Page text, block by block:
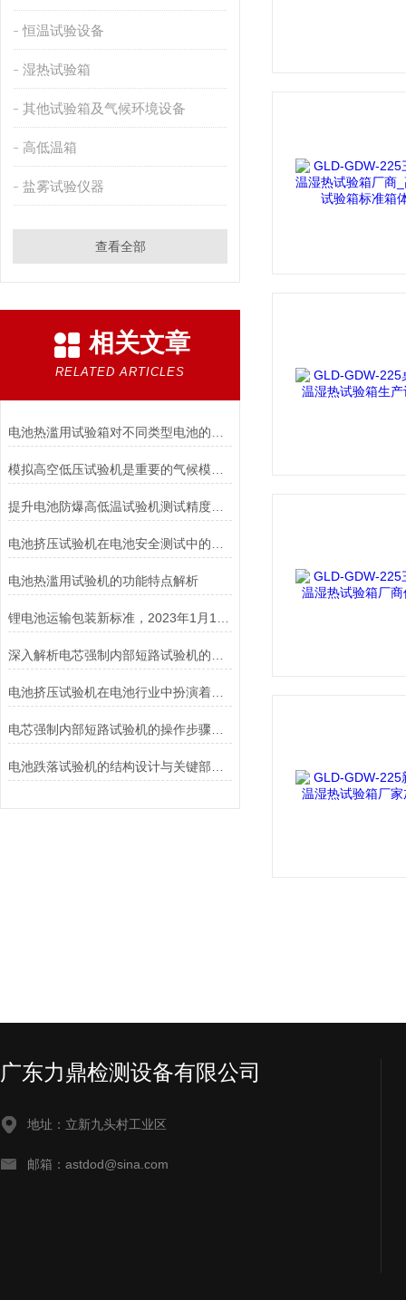
恒温试验设备
湿热试验箱
其他试验箱及气候环境设备
高低温箱
盐雾试验仪器
查看全部
相关文章
RELATED ARTICLES
模拟高空低压试验机是重要的气候模拟设备
提升电池防爆高低温试验机测试精度的技巧
电池热滥用试验机的功能特点解析
广东力鼎检测设备有限公司
地址：立新九头村工业区
邮箱：astdod@sina.com